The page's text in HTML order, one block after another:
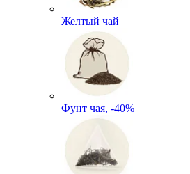
Желтый чай
Фунт чая, -40%